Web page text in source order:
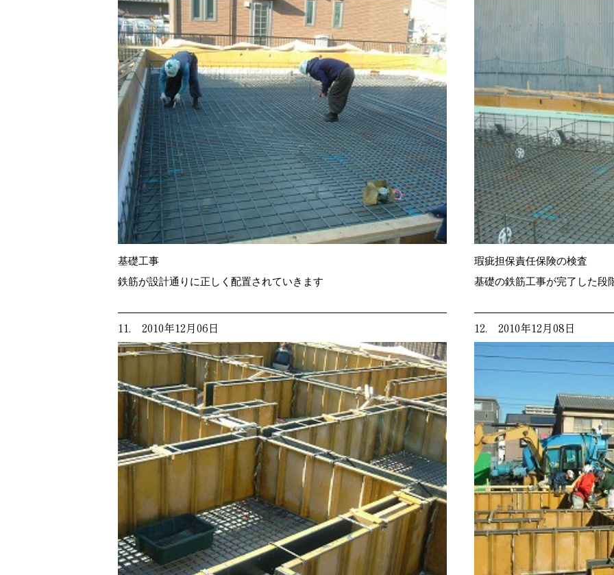
基礎工事
鉄筋が設計通りに正しく配置されていきます
瑕疵担保責任保険の検査
基礎の鉄筋工事が完了した段
11. 2010年12月06日 12. 2010年12月08日